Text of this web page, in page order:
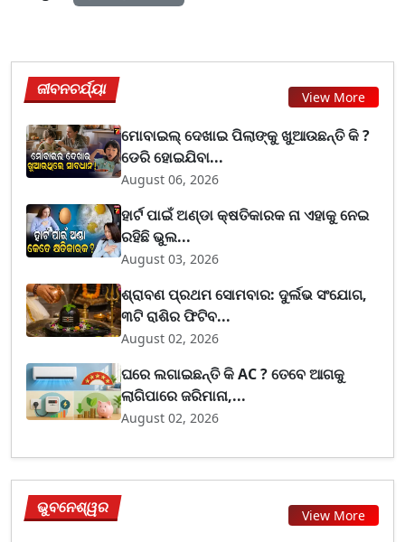
ଜୀବନଚର୍ଯ୍ୟା View More
ମୋବାଇଲ୍ ଦେଖାଇ ପିଲାଙ୍କୁ ଖୁଆଉଛନ୍ତି କି ?
ଡେରି ହୋଇଯିବା...
August 06, 2026
ହାର୍ଟ ପାଇଁ ଅଣ୍ଡା କ୍ଷତିକାରକ ନା ଏହାକୁ ନେଇ
ରହିଛି ଭୁଲ...
August 03, 2026
ଶ୍ରାବଣ ପ୍ରଥମ ସୋମବାର: ଦୁର୍ଲଭ ସଂଯୋଗ,
୩ଟି ରାଶିର ଫିଟିବ...
August 02, 2026
ଘରେ ଲଗାଇଛନ୍ତି କି AC ? ତେବେ ଆଗକୁ
ଲାଗିପାରେ ଜରିମାନା,...
August 02, 2026
ଭୁବନେଶ୍ୱର View More